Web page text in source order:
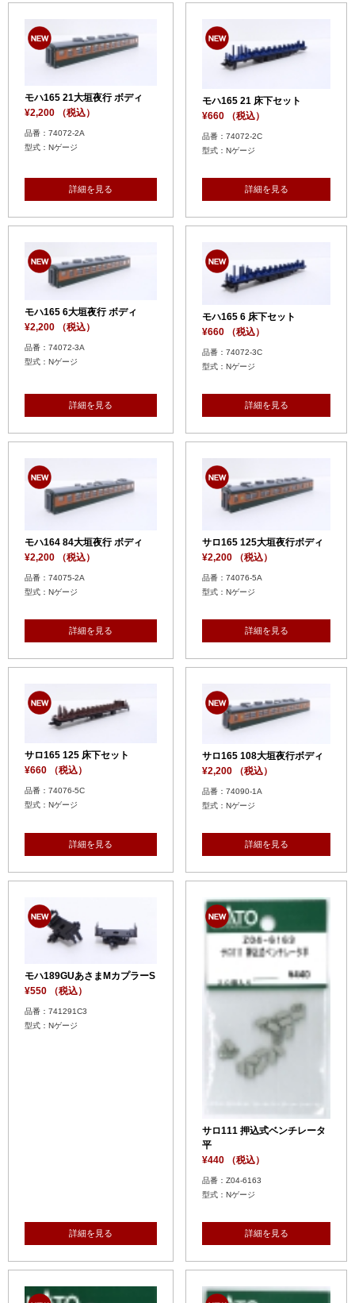
モハ165 21大垣夜行 ボディ
¥2,200 （税込）
品番：74072-2A
型式：Nゲージ
詳細を見る
モハ165 21 床下セット
¥660 （税込）
品番：74072-2C
型式：Nゲージ
詳細を見る
モハ165 6大垣夜行 ボディ
¥2,200 （税込）
品番：74072-3A
型式：Nゲージ
詳細を見る
モハ165 6 床下セット
¥660 （税込）
品番：74072-3C
型式：Nゲージ
詳細を見る
モハ164 84大垣夜行 ボディ
¥2,200 （税込）
品番：74075-2A
型式：Nゲージ
詳細を見る
サロ165 125大垣夜行ボディ
¥2,200 （税込）
品番：74076-5A
型式：Nゲージ
詳細を見る
サロ165 125 床下セット
¥660 （税込）
品番：74076-5C
型式：Nゲージ
詳細を見る
サロ165 108大垣夜行ボディ
¥2,200 （税込）
品番：74090-1A
型式：Nゲージ
詳細を見る
モハ189GUあさまMカプラーS
¥550 （税込）
品番：741291C3
型式：Nゲージ
詳細を見る
サロ111 押込式ベンチレータ
平
¥440 （税込）
品番：Z04-6163
型式：Nゲージ
詳細を見る